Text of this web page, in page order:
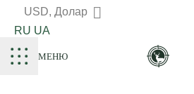
USD, Долар
RU UA
МЕНЮ